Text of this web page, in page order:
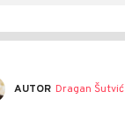
AUTOR Dragan Šutvić